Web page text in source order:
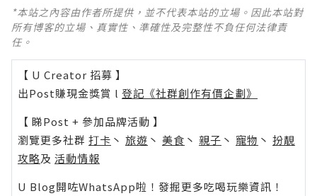
*本站之內容由作者所提供，並不代表本站的立場。因此本站對
所有博客的立場、真實性、準確性及完整性不負任何法律責
任。
【 U Creator 招募 】
出Post賺現金獎賞 l 登記《社群創作有價企劃》
【 睇Post + 參加品牌活動 】
瀏覽更多社群 打卡 丶 旅遊 丶 美食 丶 親子 丶 寵物 丶 扮靚
攻略及 活動情報
U Blog開咗WhatsApp啦！發掘更多吃喝玩樂資訊！